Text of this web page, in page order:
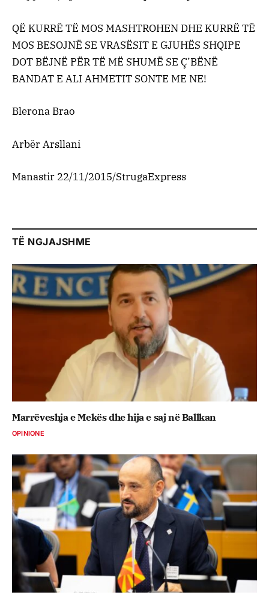
QË KURRË TË MOS MASHTROHEN DHE KURRË TË
MOS BESOJNË SE VRASËSIT E GJUHËS SHQIPE
DOT BËJNË PËR TË MË SHUMË SE Ç’BËNË
BANDAT E ALI AHMETIT SONTE ME NE!
Blerona Brao
Arbër Arsllani
Manastir 22/11/2015/StrugaExpress
TË NGJAJSHME
Marrëveshja e Mekës dhe hija e saj në Ballkan
OPINIONE